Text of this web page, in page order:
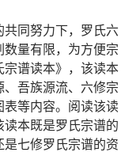
同努力下，罗氏六
量有限，为方便宗
宗谱读本》，该读本
吾族源流、六修宗
等内容。阅读该读
本既是罗氏宗谱的
七修罗氏宗谱的资